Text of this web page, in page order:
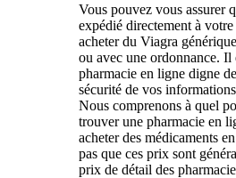
Vous pouvez vous assurer
expédié directement à
acheter du Viagra
ou avec une ordonnance. Il
pharmacie en ligne digne
sécurité de vos
Nous comprenons à quel
trouver une pharmacie en
acheter des médicaments
pas que ces prix sont
prix de détail des